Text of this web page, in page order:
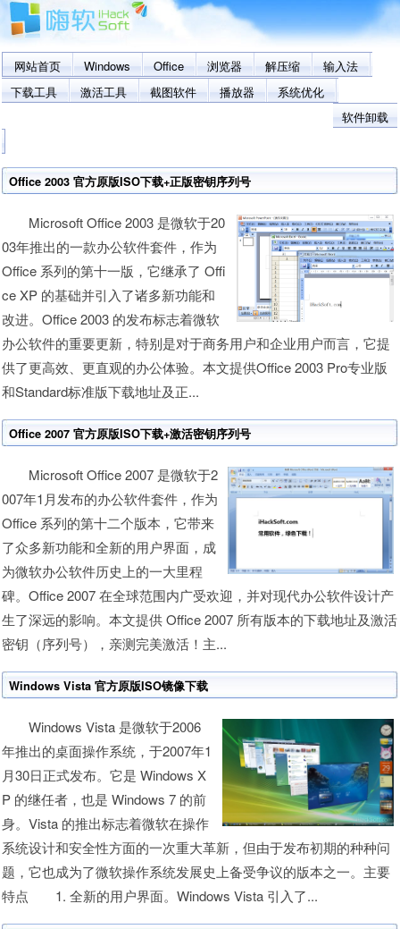
网站首页 Windows Office 浏览器 解压缩
输入法
下载工具
激活工具 截图软件 播放器
系统优化
软件卸载
Office 2003 官方原版ISO下载+正版密钥序列号
Microsoft Office 2003 是微软于20
03年推出的一款办公软件套件，作为
Office 系列的第十一版，它继承了 Offi
ce XP 的基础并引入了诸多新功能和
改进。Office 2003 的发布标志着微软
办公软件的重要更新，特别是对于商务用户和企业用户而言，它提
供了更高效、更直观的办公体验。本文提供Office 2003 Pro专业版
和Standard标准版下载地址及正...
Office 2007 官方原版ISO下载+激活密钥序列号
Microsoft Office 2007 是微软于2
007年1月发布的办公软件套件，作为
Office 系列的第十二个版本，它带来
了众多新功能和全新的用户界面，成
为微软办公软件历史上的一大里程
碑。Office 2007 在全球范围内广受欢迎，并对现代办公软件设计产
生了深远的影响。本文提供 Office 2007 所有版本的下载地址及激活
密钥（序列号），亲测完美激活！主...
Windows Vista 官方原版ISO镜像下载
Windows Vista 是微软于2006
年推出的桌面操作系统，于2007年1
月30日正式发布。它是 Windows X
P 的继任者，也是 Windows 7 的前
身。Vista 的推出标志着微软在操作
系统设计和安全性方面的一次重大革新，但由于发布初期的种种问
题，它也成为了微软操作系统发展史上备受争议的版本之一。主要
特点 1. 全新的用户界面。Windows Vista 引入了...